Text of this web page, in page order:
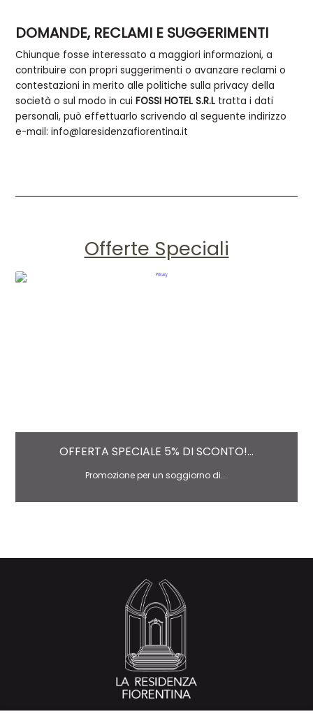
DOMANDE, RECLAMI E SUGGERIMENTI
Chiunque fosse interessato a maggiori informazioni, a
contribuire con propri suggerimenti o avanzare reclami o
contestazioni in merito alle politiche sulla privacy della
società o sul modo in cui FOSSI HOTEL S.R.Ltratta i dati
personali, può effettuarlo scrivendo al seguente indirizzo
e-mail: info@laresidenzafiorentina.it
Offerte Speciali
OFFERTA SPECIALE 5% DI SCONTO!...
Promozione per un soggiorno di...